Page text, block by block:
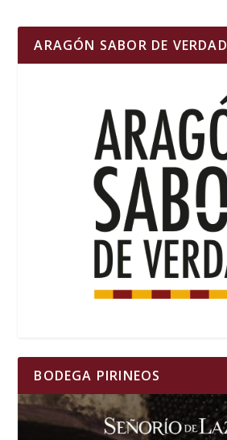
ARAGÓN SABOR DE VERDAD
BODEGA PIRINEOS